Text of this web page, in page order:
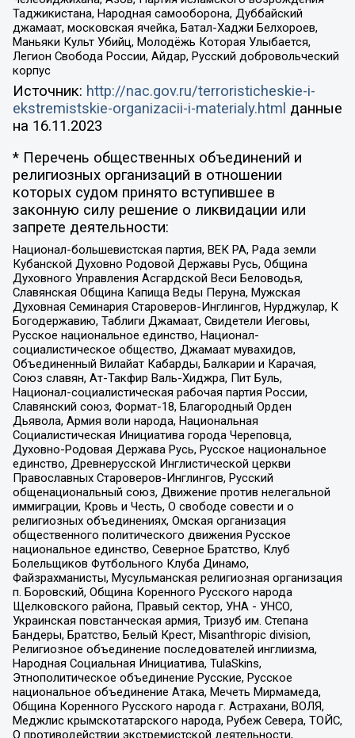
Таджикистана, Народная самооборона, Дуббайский
джамаат, московская ячейка, Батал-Хаджи Белхороев,
Маньяки Культ Убийц, Молодёжь Которая Улыбается,
Легион Свобода России, Айдар, Русский добровольческий
корпус
Источник: http://nac.gov.ru/terroristicheskie-i-
ekstremistskie-organizacii-i-materialy.html данные
на 16.11.2023
* Перечень общественных объединений и
религиозных организаций в отношении
которых судом принято вступившее в
законную силу решение о ликвидации или
запрете деятельности:
Национал-большевистская партия, ВЕК РА, Рада земли
Кубанской Духовно Родовой Державы Русь, Община
Духовного Управления Асгардской Веси Беловодья,
Славянская Община Капища Веды Перуна, Мужская
Духовная Семинария Староверов-Инглингов, Нурджулар, К
Богодержавию, Таблиги Джамаат, Свидетели Иеговы,
Русское национальное единство, Национал-
социалистическое общество, Джамаат мувахидов,
Объединенный Вилайат Кабарды, Балкарии и Карачая,
Союз славян, Ат-Такфир Валь-Хиджра, Пит Буль,
Национал-социалистическая рабочая партия России,
Славянский союз, Формат-18, Благородный Орден
Дьявола, Армия воли народа, Национальная
Социалистическая Инициатива города Череповца,
Духовно-Родовая Держава Русь, Русское национальное
единство, Древнерусской Инглистической церкви
Православных Староверов-Инглингов, Русский
общенациональный союз, Движение против нелегальной
иммиграции, Кровь и Честь, О свободе совести и о
религиозных объединениях, Омская организация
общественного политического движения Русское
национальное единство, Северное Братство, Клуб
Болельщиков Футбольного Клуба Динамо,
Файзрахманисты, Мусульманская религиозная организация
п. Боровский, Община Коренного Русского народа
Щелковского района, Правый сектор, УНА - УНСО,
Украинская повстанческая армия, Тризуб им. Степана
Бандеры, Братство, Белый Крест, Misanthropic division,
Религиозное объединение последователей инглиизма,
Народная Социальная Инициатива, TulaSkins,
Этнополитическое объединение Русские, Русское
национальное объединение Атака, Мечеть Мирмамеда,
Община Коренного Русского народа г. Астрахани, ВОЛЯ,
Меджлис крымскотатарского народа, Рубеж Севера, ТОЙС,
О противодействии экстремистской деятельности,